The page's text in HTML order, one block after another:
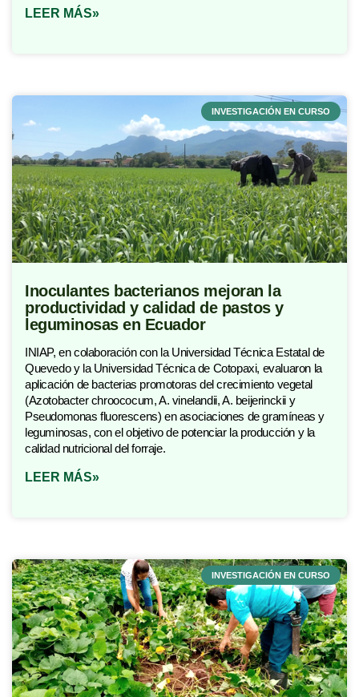
LEER MÁS»
INVESTIGACIÓN EN CURSO
Inoculantes bacterianos mejoran la
productividad y calidad de pastos y
leguminosas en Ecuador​
INIAP, en colaboración con la Universidad Técnica Estatal de
Quevedo y la Universidad Técnica de Cotopaxi, evaluaron la
aplicación de bacterias promotoras del crecimiento vegetal
(Azotobacter chroococum, A. vinelandii, A. beijerinckii y
Pseudomonas fluorescens) en asociaciones de gramíneas y
leguminosas, con el objetivo de potenciar la producción y la
calidad nutricional del forraje.
LEER MÁS»
INVESTIGACIÓN EN CURSO